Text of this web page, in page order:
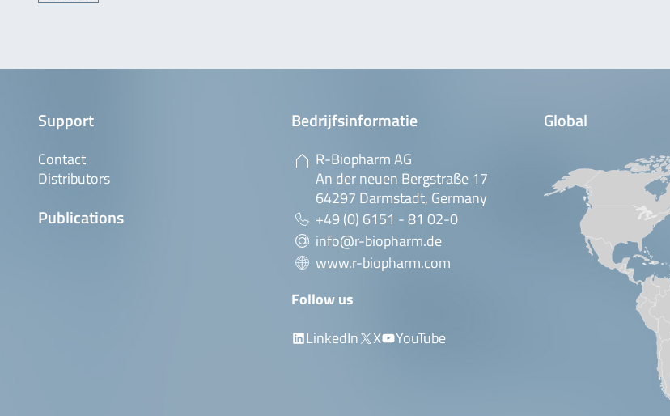
Support
Contact
Distributors
Publications
Bedrijfsinformatie
R-Biopharm AG
An der neuen Bergstraße 17
64297 Darmstadt, Germany
+49 (0) 6151 - 81 02-0
info@r-biopharm.de
www.r-biopharm.com
Follow us
LinkedIn
X YouTube
Global